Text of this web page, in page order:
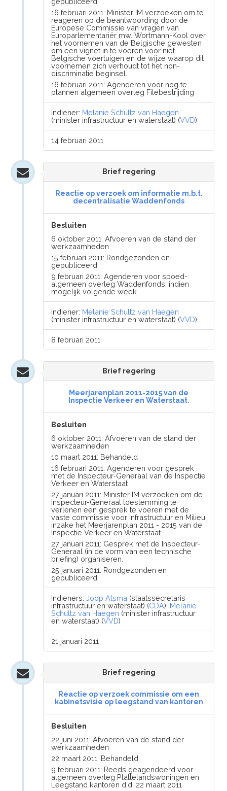
16 februari 2011: Minister IM verzoeken om te
reageren op de beantwoording door de
Europese Commissie van vragen van
Europarlementariër mw. Wortmann-Kool over
het voornemen van de Belgische gewesten
om een vignet in te voeren voor niet-
Belgische voertuigen en de wijze waarop dit
voornemen zich verhoudt tot het non-
discriminatie beginsel.
16 februari 2011: Agenderen voor nog te
plannen algemeen overleg Filebestrijding
Indiener: Melanie Schultz van Haegen
(minister infrastructuur en waterstaat) (VVD)
14 februari 2011
Brief regering
Reactie op verzoek om informatie m.b.t.
decentralisatie Waddenfonds
Besluiten
6 oktober 2011: Afvoeren van de stand der
werkzaamheden
15 februari 2011: Rondgezonden en
gepubliceerd
9 februari 2011: Agenderen voor spoed-
algemeen overleg Waddenfonds, indien
mogelijk volgende week
Indiener: Melanie Schultz van Haegen
(minister infrastructuur en waterstaat) (VVD)
8 februari 2011
Brief regering
Meerjarenplan 2011-2015 van de
Inspectie Verkeer en Waterstaat.
Besluiten
6 oktober 2011: Afvoeren van de stand der
werkzaamheden
10 maart 2011: Behandeld
16 februari 2011: Agenderen voor gesprek
met de Inspecteur-Generaal van de Inspectie
Verkeer en Waterstaat
27 januari 2011: Minister IM verzoeken om de
Inspecteur-Generaal toestemming te
verlenen een gesprek te voeren met de
vaste commissie voor Infrastructuur en Milieu
inzake het Meerjarenplan 2011 - 2015 van de
Inspectie Verkeer en Waterstaat.
27 januari 2011: Gesprek met de Inspecteur-
Generaal (in de vorm van een technische
briefing) organiseren.
25 januari 2011: Rondgezonden en
gepubliceerd
Indieners:Joop Atsma (staatssecretaris
infrastructuur en waterstaat) (CDA), Melanie
Schultz van Haegen (minister infrastructuur
en waterstaat) (VVD)
21 januari 2011
Brief regering
Reactie op verzoek commissie om een
kabinetsvisie op leegstand van kantoren
Besluiten
22 juni 2011: Afvoeren van de stand der
werkzaamheden
22 maart 2011: Behandeld
9 februari 2011: Reeds geagendeerd voor
algemeen overleg Plattelandswoningen en
Leegstand kantoren d.d. 22 maart 2011